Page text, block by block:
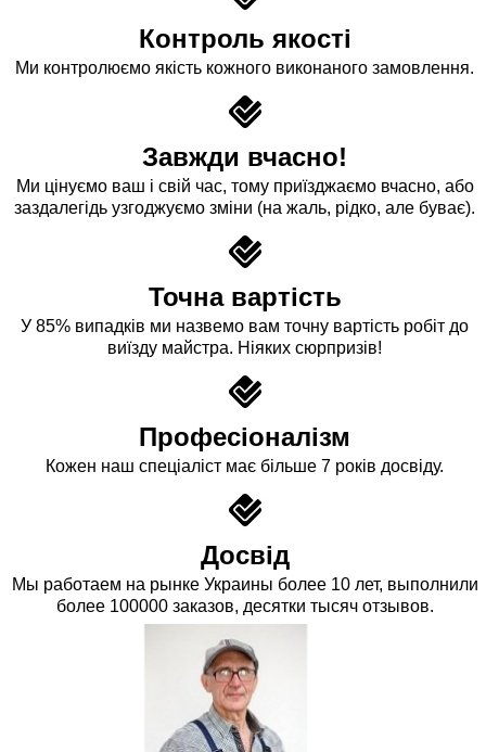
Контроль якості
Ми контролюємо якість кожного виконаного замовлення.
Завжди вчасно!
Ми цінуємо ваш і свій час, тому приїзджаємо вчасно, або
заздалегідь узгоджуємо зміни (на жаль, рідко, але буває).
Точна вартість
У 85% випадків ми назвемо вам точну вартість робіт до
виїзду майстра. Ніяких сюрпризів!
Професіоналізм
Кожен наш спеціаліст має більше 7 років досвіду.
Досвід
Мы работаем на рынке Украины более 10 лет, выполнили
более 100000 заказов, десятки тысяч отзывов.